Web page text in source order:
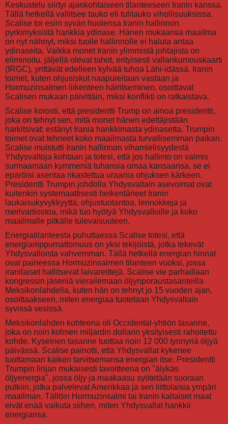
Keskustelu siirtyi ajankohtaiseen tilanteeseen Iranin kanssa.
Tällä hetkellä vallitsee tauko eli tulitauko vihollisuuksissa.
Scalise toi esiin syvän huolensa Iranin hallinnon
pyrkimyksistä hankkia ydinase. Hänen mukaansa maailma
on nyt nähnyt, miksi tuolle hallinnolle ei haluta antaa
ydinaseita. Vaikka monet Iranin ylimmistä johtajista on
eliminoitu, jäljellä olevat tahot, erityisesti vallankumouskaarti
(IRGC), yrittävät edelleen kylvää tuhoa Lähi-idässä. Iranin
toimet, kuten ohjusiskut naapureitaan vastaan ja
Hormuzinsalmen liikenteen häiritseminen, osoittavat
Scalisen mukaan päivittäin, miksi konflikti on ratkaistava.
Scalise korosti, että presidentti Trump on ainoa presidentti,
joka on tehnyt sen, mitä monet hänen edeltäjistään
harkitsivat: estänyt Irania hankkimasta ydinasetta. Trumpin
toimet ovat tehneet koko maailmasta turvallisemman paikan.
Scalise muistutti Iranin hallinnon vihamielisyydestä
Yhdysvaltoja kohtaan ja totesi, että jos hallinto on valmis
surmaamaan kymmeniä tuhansia omaa kansaansa, se ei
epäröisi asentaa rikastettua uraania ohjuksen kärkeen.
Presidentti Trumpin johdolla Yhdysvaltain asevoimat ovat
kuitenkin systemaattisesti heikentäneet Iranin
laukaisukyvykkyyttä, ohjustuotantoa, lennokkeja ja
merivartiostoa, mikä tuo hyötyä Yhdysvalloille ja koko
maailmalle pitkälle tulevaisuuteen.
Energiatilanteesta puhuttaessa Scalise totesi, että
energiariippumattomuus on yksi tekijöistä, jotka tekevät
Yhdysvalloista vahvemman. Tällä hetkellä energian hinnat
ovat paineessa Hormuzinsalmen tilanteen vuoksi, jossa
iranilaiset hallitsevat laivareittejä. Scalise vie parhaillaan
kongressin jäseniä vierailemaan öljynporaustasanteilla
Meksikonlahdella, kuten hän on tehnyt jo 15 vuoden ajan,
osoittaakseen, miten energiaa tuotetaan Yhdysvaltain
syvissä vesissä.
Meksikonlahden kohteena oli Occidental-yhtiön tasanne,
joka on noin kolmen miljardin dollarin yksityisesti rahoitettu
kohde. Kyseinen tasanne tuottaa noin 12 000 tynnyriä öljyä
päivässä. Scalise painotti, että Yhdysvallat kykenee
tuottamaan kaiken tarvitsemansa energian itse. Presidentti
Trumpin linjan mukaisesti tavoitteena on "älykäs
öljyenergia", jossa öljy ja maakaasu syötetään suoraan
putkiin, jotka palvelevat Amerikkaa ja sen liittolaisia ympäri
maailman. Tällöin Hormuzinsalmi tai Iranin kaltaiset maat
eivät enää vaikuta siihen, miten Yhdysvallat hankkii
energiansa.